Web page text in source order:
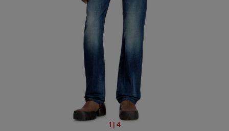
1 | 4